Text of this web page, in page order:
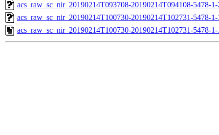
acs_raw_sc_nir_20190214T093708-20190214T094108-5478-
acs_raw_sc_nir_20190214T100730-20190214T102731-5478-
acs_raw_sc_nir_20190214T100730-20190214T102731-5478-